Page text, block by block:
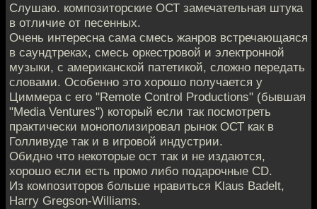
Слушаю. композиторские ОСТ замечательная штука
в отличие от песенных.
Очень интересна сама смесь жанров встречающаяся
в саундтреках, смесь оркестровой и электронной
музыки, с американской патетикой, сложно передать
словами. Особенно это хорошо получается у
Циммера с его "Remote Control Productions" (бывшая
"Media Ventures") который если так посмотреть
практически монополизировал рынок ОСТ как в
Голливуде так и в игровой индустрии.
Обидно что некоторые ост так и не издаются,
хорошо если есть промо либо подарочные CD.
Из композиторов больше нравиться Klaus Badelt,
Harry Gregson-Williams.